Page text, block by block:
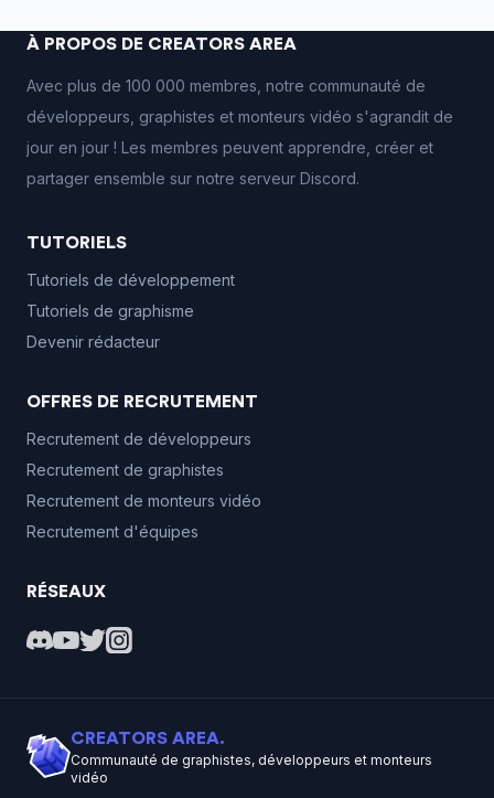
À PROPOS DE CREATORS AREA
Avec plus de 100 000 membres, notre communauté de
développeurs, graphistes et monteurs vidéo s'agrandit de
jour en jour ! Les membres peuvent apprendre, créer et
partager ensemble sur notre serveur Discord.
TUTORIELS
Tutoriels de développement
Tutoriels de graphisme
Devenir rédacteur
OFFRES DE RECRUTEMENT
Recrutement de développeurs
Recrutement de graphistes
Recrutement de monteurs vidéo
Recrutement d'équipes
RÉSEAUX
CREATORS AREA.
Communauté de graphistes, développeurs et monteurs
vidéo